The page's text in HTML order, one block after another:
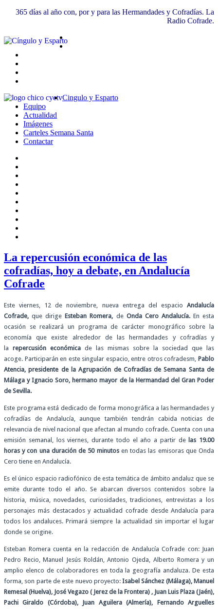
365 días al año con, por y para las Hermandades y Cofradías. La
Radio Cofrade.
Cingulo y Esparto
Equipo
Actualidad
Imágenes
Carteles Semana Santa
Contactar
La repercusión económica de las
cofradías, hoy a debate, en Andalucía
Cofrade
Este viernes, 12 de noviembre, nueva entrega del espacio Andalucía
Cofrade, que dirige Esteban Romera, de Onda Cero Andalucía. En esta
ocasión se realizará un programa de carácter monográfico sobre la
economía que existe alrededor de las hermandades y cofradías y
la repercusión económica de las mismas sobre la sociedad que las
acoge. Participarán en este singular espacio, entre otros cofradesm, Pablo
Atencia, presidente de la Agrupación de Cofradías de Semana Santa de
Málaga y Ignacio Soro, hermano mayor de la Hermandad del Gran Poder
de Sevilla.
Este programa está dedicado de forma monográfica a las hermandades y
cofradías de Andalucía, aunque también tendrán cabida noticias de
relevancia de nivel nacional que afectan al mundo cofrade. Cuenta con una
emisión semanal, los viernes, durante todo el año a partir de las 19.00
horas y con una duración de 50 minutosen todas las emisoras que Onda
Cero tiene en Andalucía.
Es el único espacio radiofónico de esta temática de ámbito andaluz que se
emite durante todo el año. Se abarcan diversos contenidos sobre la
historia, música, novedades, curiosidades, tradiciones, entrevistas a los
personajes más destacados y actualidad cofrade desde Andalucía para
todos los andaluces. Primará siempre la actualidad sin importar el lugar
donde se origine.
Esteban Romera cuenta en la redacción de Andalucía Cofrade con: Juan
Pedro Recio, Manuel Jesús Roldán, Antonio Ojeda, Alberto Romera y un
amplio elenco de colaboradores en toda la geografía andaluza. De esta
forma, son parte de este nuevo proyecto:Isabel Sánchez (Málaga), Manuel
Remesal (Huelva), José Vegazo ( Jerez de la Frontera) , Juan Luis Plaza (Jaén),
Pachi Giraldo (Córdoba), Juan Aguilera (Almería), Fernando Arguelles